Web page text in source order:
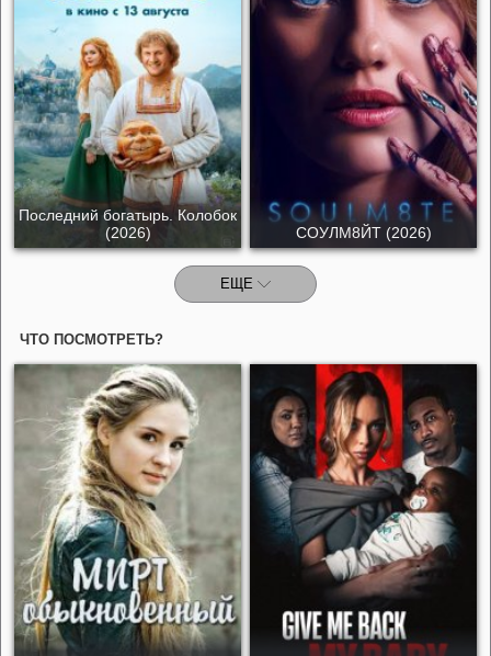
Последний богатырь. Колобок
(2026)
СОУЛМ8ЙТ (2026)
ЕЩЕ
ЧТО ПОСМОТРЕТЬ?